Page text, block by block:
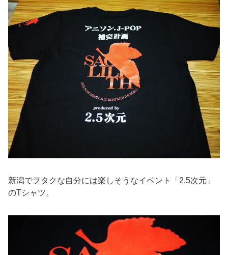
新潟でヲタクな自分には楽しそうなイベント「2.5次元」
のTシャツ。